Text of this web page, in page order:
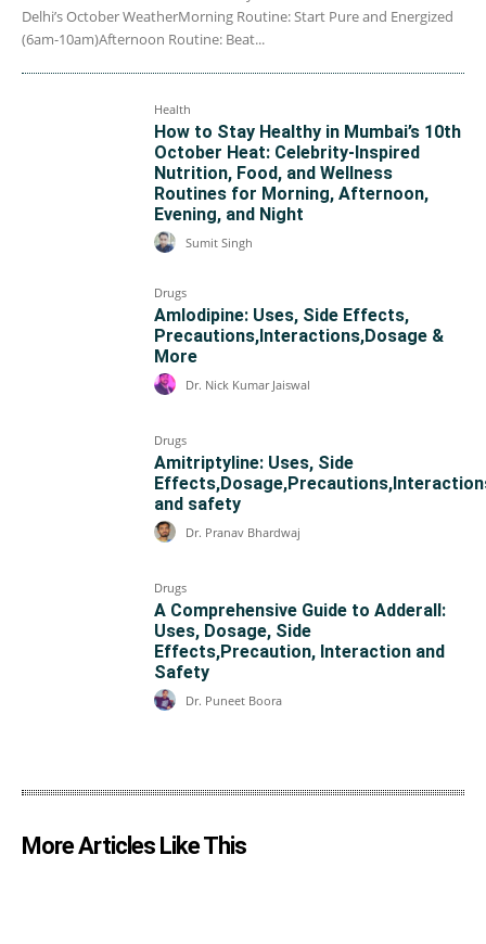
Delhi’s October WeatherMorning Routine: Start Pure and Energized
(6am-10am)Afternoon Routine: Beat...
Health
How to Stay Healthy in Mumbai’s 10th
October Heat: Celebrity-Inspired
Nutrition, Food, and Wellness
Routines for Morning, Afternoon,
Evening, and Night
Sumit Singh
Drugs
Amlodipine: Uses, Side Effects,
Precautions,Interactions,Dosage &
More
Dr. Nick Kumar Jaiswal
Drugs
Amitriptyline: Uses, Side
and safety
Dr. Pranav Bhardwaj
Drugs
A Comprehensive Guide to Adderall:
Uses, Dosage, Side
Effects,Precaution, Interaction and
Safety
Dr. Puneet Boora
More Articles Like This